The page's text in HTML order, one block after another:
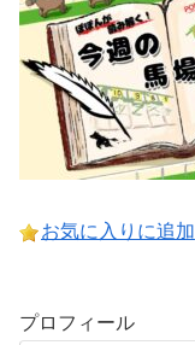
お気に入りに追加
プロフィール